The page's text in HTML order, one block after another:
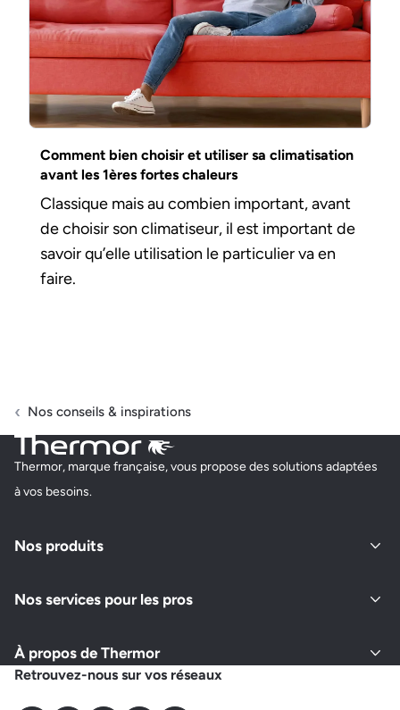
Comment bien choisir et utiliser sa climatisation
avant les 1ères fortes chaleurs
Classique mais au combien important, avant
de choisir son climatiseur, il est important de
savoir qu’elle utilisation le particulier va en
faire.
Nos conseils & inspirations
Thermor, marque française, vous propose des solutions adaptées
à vos besoins.
Nos produits
Nos services pour les pros
À propos de Thermor
Retrouvez-nous sur vos réseaux